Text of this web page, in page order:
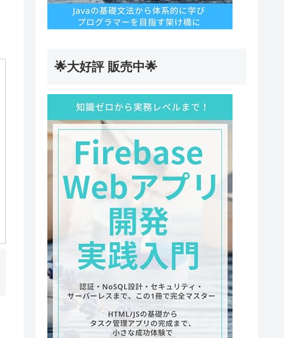
🌟大好評 販売中🌟